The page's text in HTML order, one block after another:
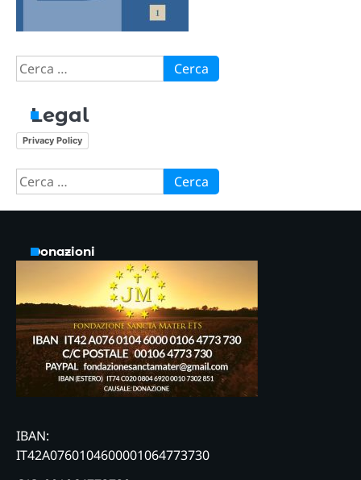
Ricerca
per:
Legal
Privacy Policy
Ricerca
per:
Donazioni
IBAN:
IT42A0760104600001064773730